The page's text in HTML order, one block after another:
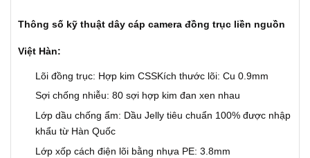
Thông số kỹ thuật dây cáp camera đồng trục liền nguồn
Việt Hàn:
Lõi đồng trục: Hợp kim CSSKích thước lõi: Cu 0.9mm
Sợi chống nhiễu: 80 sợi hợp kim đan xen nhau
Lớp dầu chống ẩm: Dầu Jelly tiêu chuẩn 100% được nhập
khẩu từ Hàn Quốc
Lớp xốp cách điện lõi bằng nhựa PE: 3.8mm